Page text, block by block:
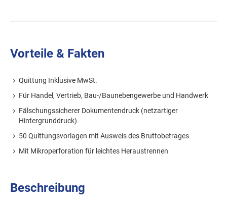
Vorteile & Fakten
Quittung Inklusive MwSt.
Für Handel, Vertrieb, Bau-/Baunebengewerbe und Handwerk
Fälschungssicherer Dokumentendruck (netzartiger
Hintergrunddruck)
50 Quittungsvorlagen mit Ausweis des Bruttobetrages
Mit Mikroperforation für leichtes Heraustrennen
Beschreibung